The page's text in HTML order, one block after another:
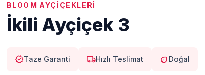
BLOOM AYÇIÇEKLERI
İkili Ayçiçek 3
verifiedTaze Garanti local_shippingHızlı Teslimat eco Doğal